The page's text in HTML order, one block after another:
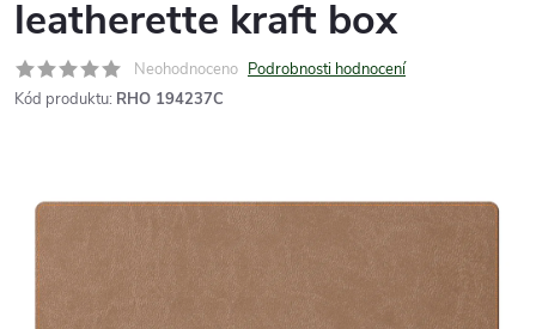
leatherette kraft box
Neohodnoceno Podrobnosti hodnocení
Kód produktu: RHO 194237C